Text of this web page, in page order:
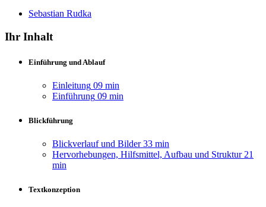
Sebastian Rudka
Ihr Inhalt
Einführung und Ablauf
Einleitung 09 min
Einführung 09 min
Blickführung
Blickverlauf und Bilder 33 min
Hervorhebungen, Hilfsmittel, Aufbau und Struktur 21
min
Textkonzeption